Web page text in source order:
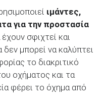
ιμάντες,
για την προστασία
σφιχτεί και
μπορεί να καλύπτει
το διακριτικό
οχήματος και τα
φέρει το όχημα από